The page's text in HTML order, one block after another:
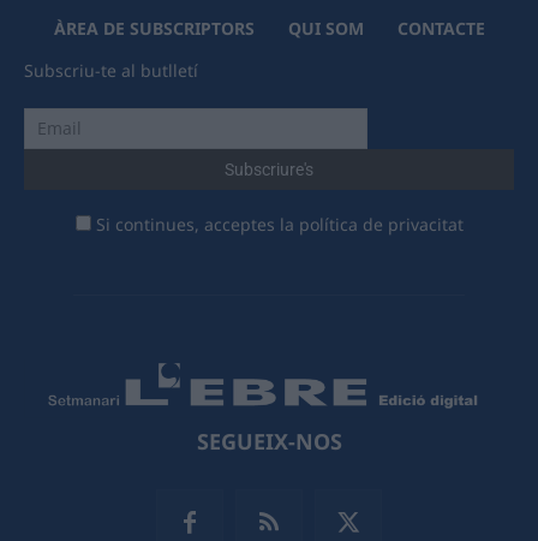
ÀREA DE SUBSCRIPTORS QUI SOM
CONTACTE
Subscriu-te al butlletí
Si continues, acceptes la política de privacitat
SEGUEIX-NOS